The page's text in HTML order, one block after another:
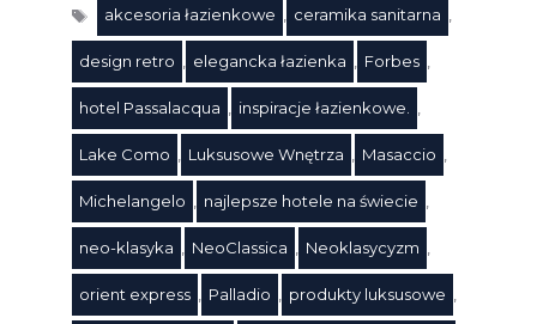
Tagi
akcesoria łazienkowe ceramika sanitarna
design retro elegancka łazienka Forbes
hotel Passalacqua inspiracje łazienkowe.
Lake Como Luksusowe Wnętrza Masaccio
Michelangelo najlepsze hotele na świecie
neo-klasyka NeoClassica Neoklasycyzm
orient express Palladio produkty luksusowe